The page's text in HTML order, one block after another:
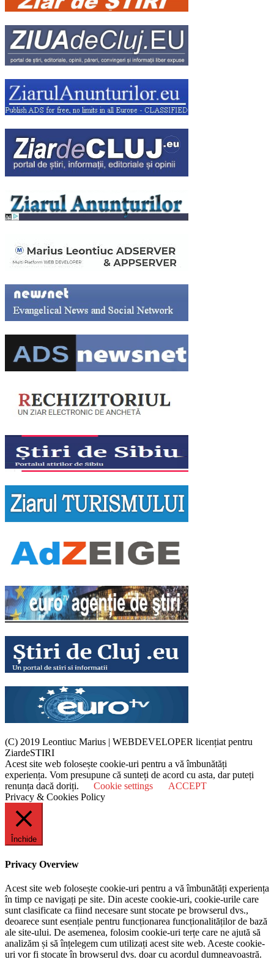
(C) 2019 Leontiuc Marius | WEBDEVELOPER licențiat pentru
ZiardeSTIRI
Acest site web folosește cookie-uri pentru a vă îmbunătăți
experiența. Vom presupune că sunteți de acord cu asta, dar puteți
renunța dacă doriți.
Cookie settings
ACCEPT
Privacy & Cookies Policy
Închide
Privacy Overview
Acest site web folosește cookie-uri pentru a vă îmbunătăți experiența
în timp ce navigați pe site. Din aceste cookie-uri, cookie-urile care
sunt clasificate ca fiind necesare sunt stocate pe browserul dvs.,
deoarece sunt esențiale pentru funcționarea funcționalităților de bază
ale site-ului. De asemenea, folosim cookie-uri terțe care ne ajută să
analizăm și să înțelegem cum utilizați acest site web. Aceste cookie-
uri vor fi stocate în browserul dvs. doar cu acordul dumneavoastră.